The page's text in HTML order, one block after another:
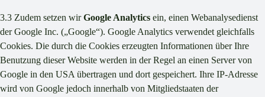
3.3 Zudem setzen wirGoogle Analytics ein, einen Webanalysedienst
der Google Inc. („Google“). Google Analytics verwendet gleichfalls
Cookies. Die durch die Cookies erzeugten Informationen über Ihre
Benutzung dieser Website werden in der Regel an einen Server von
Google in den USA übertragen und dort gespeichert. Ihre IP-Adresse
wird von Google jedoch innerhalb von Mitgliedstaaten der